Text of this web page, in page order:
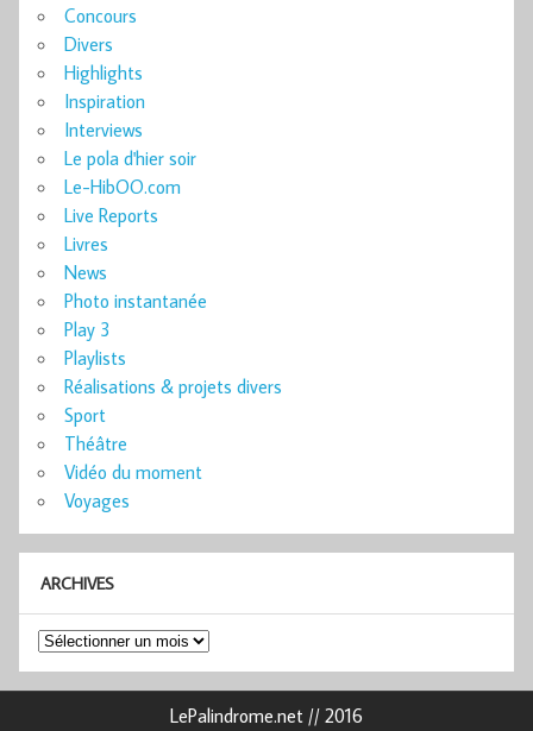
Concours
Divers
Highlights
Inspiration
Interviews
Le pola d'hier soir
Le-HibOO.com
Live Reports
Livres
News
Photo instantanée
Play 3
Playlists
Réalisations & projets divers
Sport
Théâtre
Vidéo du moment
Voyages
ARCHIVES
Archives
LePalindrome.net // 2016